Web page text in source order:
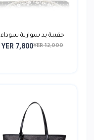
حقيبة يد سوارية سوداء
YER 12,000
YER 7,800